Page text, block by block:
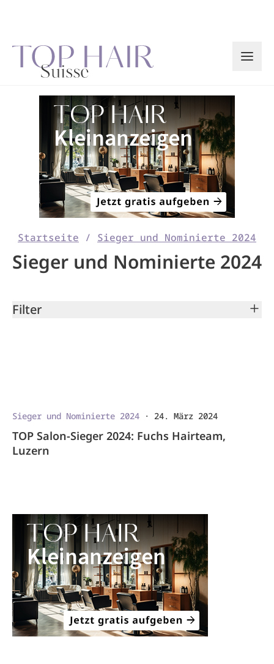
Startseite / Sieger und Nominierte 2024
Sieger und Nominierte 2024
Sieger und Nominierte 2024 · 24. März 2024
TOP Salon-Sieger 2024: Fuchs Hairteam,
Luzern
Filter